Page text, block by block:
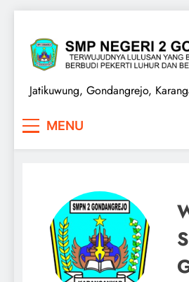
content
SMPN 2
Jatikuwung, Gondangrejo,
MENU